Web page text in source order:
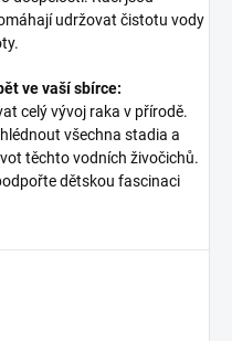
udržovat čistotu vody
ve vaší sbírce:
celý vývoj raka v přírodě.
všechna stadia a
těchto vodních živočichů.
dětskou fascinaci